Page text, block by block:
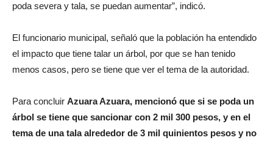
poda severa y tala, se puedan aumentar”, indicó.
El funcionario municipal, señaló que la población ha entendido
el impacto que tiene talar un árbol, por que se han tenido
menos casos, pero se tiene que ver el tema de la autoridad.
Para concluir Azuara Azuara, mencionó que si se poda un
árbol se tiene que sancionar con 2 mil 300 pesos, y en el
tema de una tala alrededor de 3 mil quinientos pesos y no